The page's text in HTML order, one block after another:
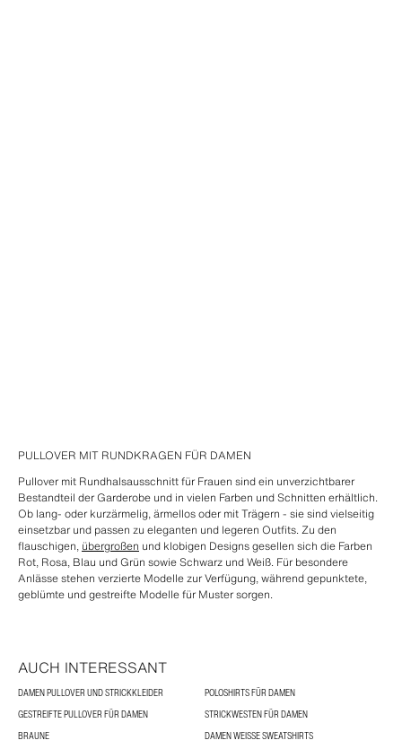
PULLOVER MIT RUNDKRAGEN FÜR DAMEN
Pullover mit Rundhalsausschnitt für Frauen sind ein unverzichtbarer
Bestandteil der Garderobe und in vielen Farben und Schnitten erhältlich.
Ob lang- oder kurzärmelig, ärmellos oder mit Trägern - sie sind vielseitig
einsetzbar und passen zu eleganten und legeren Outfits. Zu den
flauschigen, übergroßen und klobigen Designs gesellen sich die Farben
Rot, Rosa, Blau und Grün sowie Schwarz und Weiß. Für besondere
Anlässe stehen verzierte Modelle zur Verfügung, während gepunktete,
geblümte und gestreifte Modelle für Muster sorgen.
AUCH INTERESSANT
DAMEN PULLOVER UND STRICKKLEIDER
POLOSHIRTS FÜR DAMEN
GESTREIFTE PULLOVER FÜR DAMEN
STRICKWESTEN FÜR DAMEN
BRAUNE
DAMEN WEISSE SWEATSHIRTS